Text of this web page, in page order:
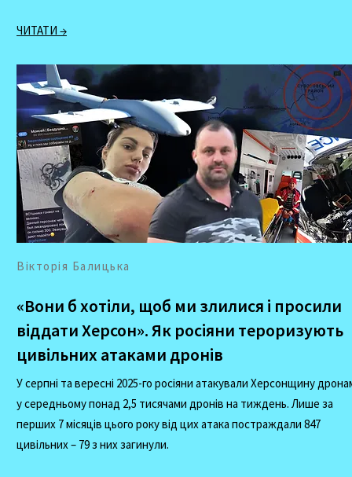
ЧИТАТИ →
Вікторія Балицька
«Вони б хотіли, щоб ми злилися і просили
віддати Херсон». Як росіяни тероризують
цивільних атаками дронів
У серпні та вересні 2025-го росіяни атакували Херсонщину
у середньому понад 2,5 тисячами дронів на тиждень. Лише за
перших 7 місяців цього року від цих атака постраждали 847
цивільних – 79 з них загинули.